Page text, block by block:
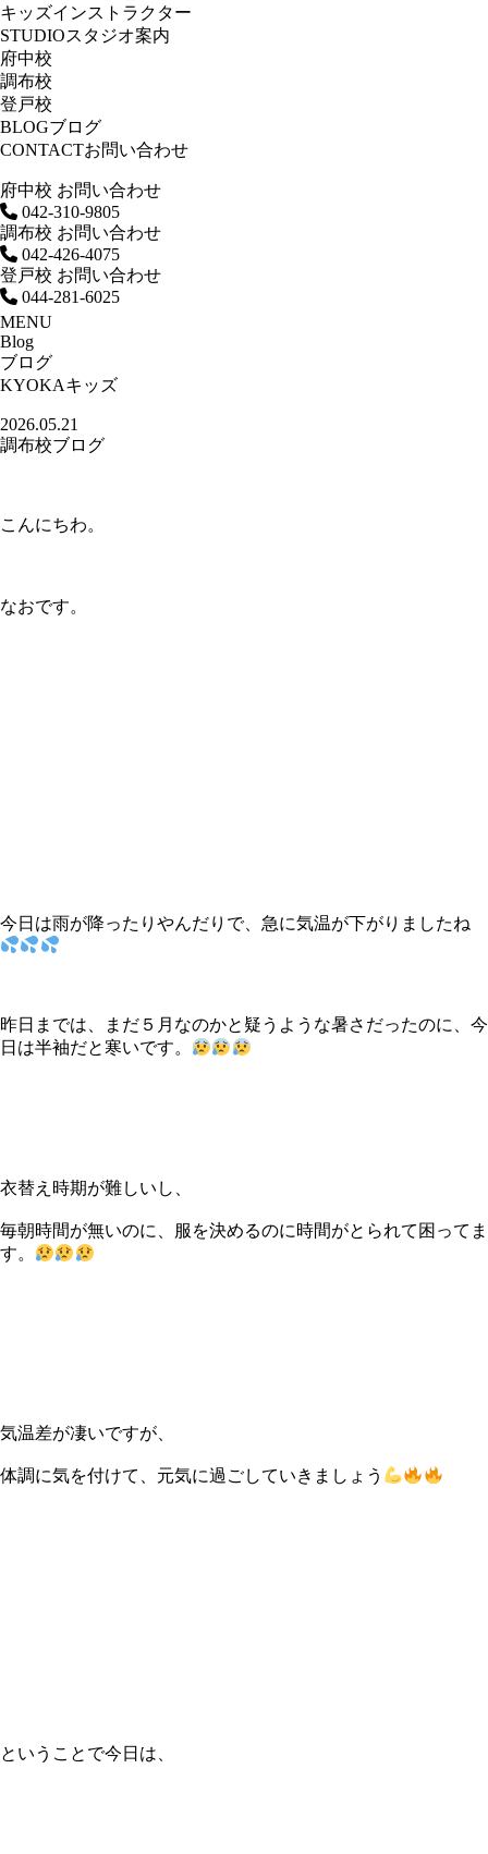
キッズインストラクター
STUDIOスタジオ案内
府中校
調布校
登戸校
BLOGブログ
CONTACTお問い合わせ
府中校 お問い合わせ
042-310-9805
調布校 お問い合わせ
042-426-4075
登戸校 お問い合わせ
044-281-6025
MENU
Blog
ブログ
KYOKAキッズ
2026.05.21
調布校ブログ
こんにちわ。
なおです。
今日は雨が降ったりやんだりで、急に気温が下がりましたね
昨日までは、まだ５月なのかと疑うような暑さだったのに、今
日は半袖だと寒いです。
衣替え時期が難しいし、
毎朝時間が無いのに、服を決めるのに時間がとられて困ってま
す。
気温差が凄いですが、
体調に気を付けて、元気に過ごしていきましょう
ということで今日は、